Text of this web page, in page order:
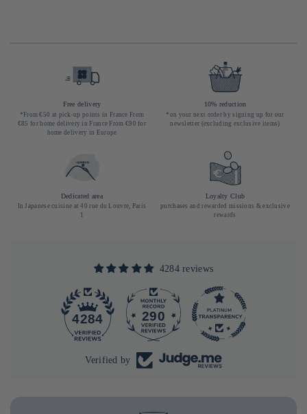
Free delivery
*From €50 at pick-up points in France From
€85 for home delivery in France From €90 for
home delivery in Europe
10% reduction
*on your next order by signing up for our
newsletter (excluding exclusive items)
Dedicated area
In Japanese cuisine at 40 rue du Louvre, Paris
1
Loyalty Club
purchases and rewarded missions & exclusive
rewards
4284 reviews
4284 290
Verified by